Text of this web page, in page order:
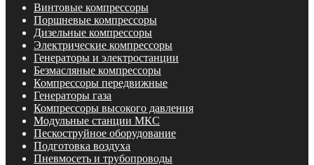
Винтовые компрессоры
Поршневые компрессоры
Дизельные компрессоры
Электрические компрессоры
Генераторы и электростанции
Безмасляные компрессоры
Компрессоры передвижные
Генераторы газа
Компрессоры высокого давления
Модульные станции МКС
Пескоструйное оборудование
Подготовка воздуха
Пневмосеть и трубопроводы